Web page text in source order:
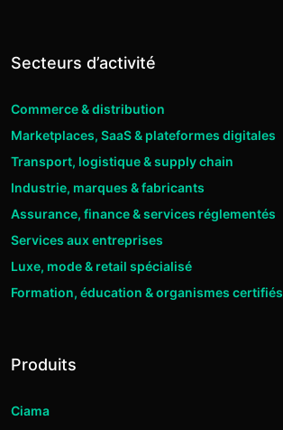
Secteurs d’activité
Commerce & distribution
Marketplaces, SaaS & plateformes digitales
Transport, logistique & supply chain
Industrie, marques & fabricants
Assurance, finance & services réglementés
Services aux entreprises
Luxe, mode & retail spécialisé
Formation, éducation & organismes certifiés
Produits
Ciama